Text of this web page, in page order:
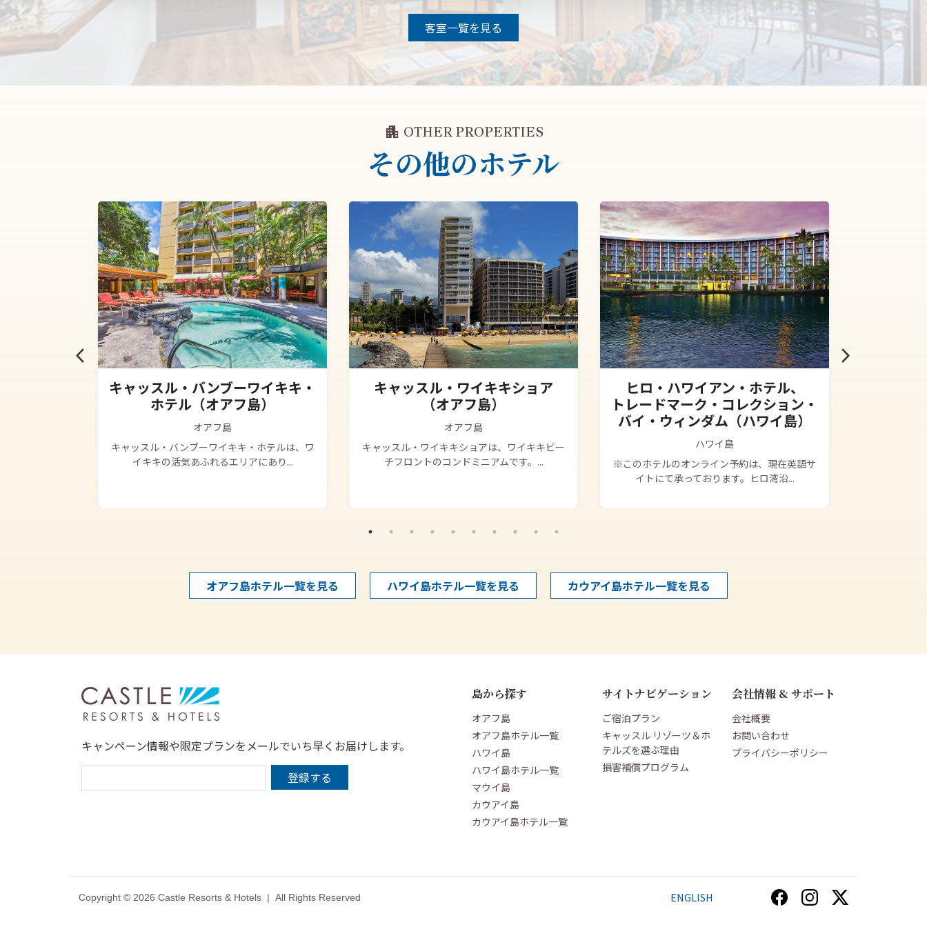
客室一覧を見る
apartment OTHER PROPERTIES
その他のホテル
arrow_back_ios
キャッスル・バンブーワイキキ・
ホテル（オアフ島）
オアフ島
キャッスル・バンブーワイキキ・ホテルは、ワ
イキキの活気あふれるエリアにあり...
キャッスル・ワイキキショア
（オアフ島）
オアフ島
キャッスル・ワイキキショアは、ワイキキビー
チフロントのコンドミニアムです。...
ヒロ・ハワイアン・ホテル、
トレードマーク・コレクション・
バイ・ウィンダム（ハワイ島）
ハワイ島
※このホテルのオンライン予約は、現在英語サ
イトにて承っております。ヒロ湾沿...
arrow_forward_ios
オアフ島ホテル一覧を見る ハワイ島ホテル一覧を見る カウアイ島ホテル一覧を見る
キャンペーン情報や限定プランをメールでいち早くお届けします。
島から探す
オアフ島
オアフ島ホテル一覧
ハワイ島
ハワイ島ホテル一覧
マウイ島
カウアイ島
カウアイ島ホテル一覧
サイトナビゲーション
ご宿泊プラン
キャッスル リゾーツ＆ホ
テルズを選ぶ理由
損害補償プログラム
会社情報 & サポート
会社概要
お問い合わせ
プライバシーポリシー
Copyright © 2026 Castle Resorts & Hotels | All Rights Reserved ENGLISH